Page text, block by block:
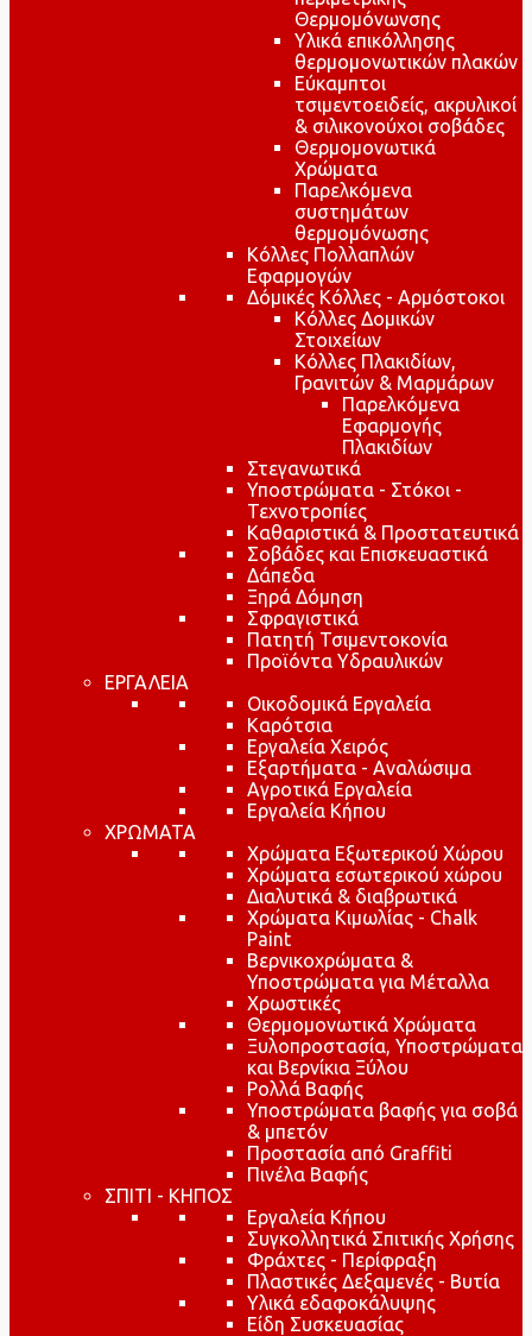
Θερμομόνωνσης
Υλικά επικόλλησης
θερμομονωτικών πλακών
Εύκαμπτοι
τσιμεντοειδείς, ακρυλικοί
& σιλικονούχοι σοβάδες
Θερμομονωτικά
Χρώματα
Παρελκόμενα
συστημάτων
θερμομόνωσης
Κόλλες Πολλαπλών
Εφαρμογών
Δόμικές Κόλλες - Αρμόστοκοι
Κόλλες Δομικών
Στοιχείων
Κόλλες Πλακιδίων,
Γρανιτών & Μαρμάρων
Παρελκόμενα
Εφαρμογής
Πλακιδίων
Στεγανωτικά
Υποστρώματα - Στόκοι -
Τεχνοτροπίες
Καθαριστικά & Προστατευτικά
Σοβάδες και Επισκευαστικά
Δάπεδα
Ξηρά Δόμηση
Σφραγιστικά
Πατητή Τσιμεντοκονία
Προϊόντα Υδραυλικών
ΕΡΓΑΛΕΙΑ
Οικοδομικά Εργαλεία
Καρότσια
Εργαλεία Χειρός
Εξαρτήματα - Αναλώσιμα
Αγροτικά Εργαλεία
Εργαλεία Κήπου
ΧΡΩΜΑΤΑ
Χρώματα Εξωτερικού Χώρου
Χρώματα εσωτερικού χώρου
Διαλυτικά & διαβρωτικά
Χρώματα Κιμωλίας - Chalk
Paint
Βερνικοχρώματα &
Υποστρώματα για Μέταλλα
Χρωστικές
Θερμομονωτικά Χρώματα
Ξυλοπροστασία, Υποστρώματα
και Βερνίκια Ξύλου
Ρολλά Βαφής
Υποστρώματα βαφής για σοβά
& μπετόν
Προστασία από Graffiti
Πινέλα Βαφής
ΣΠΙΤΙ - ΚΗΠΟΣ
Εργαλεία Κήπου
Συγκολλητικά Σπιτικής Χρήσης
Φράχτες - Περίφραξη
Πλαστικές Δεξαμενές - Βυτία
Υλικά εδαφοκάλυψης
Είδη Συσκευασίας